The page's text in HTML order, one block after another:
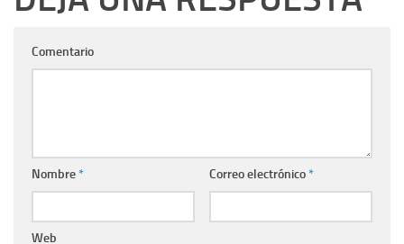
Comentario
Nombre* Correo electrónico*
Web